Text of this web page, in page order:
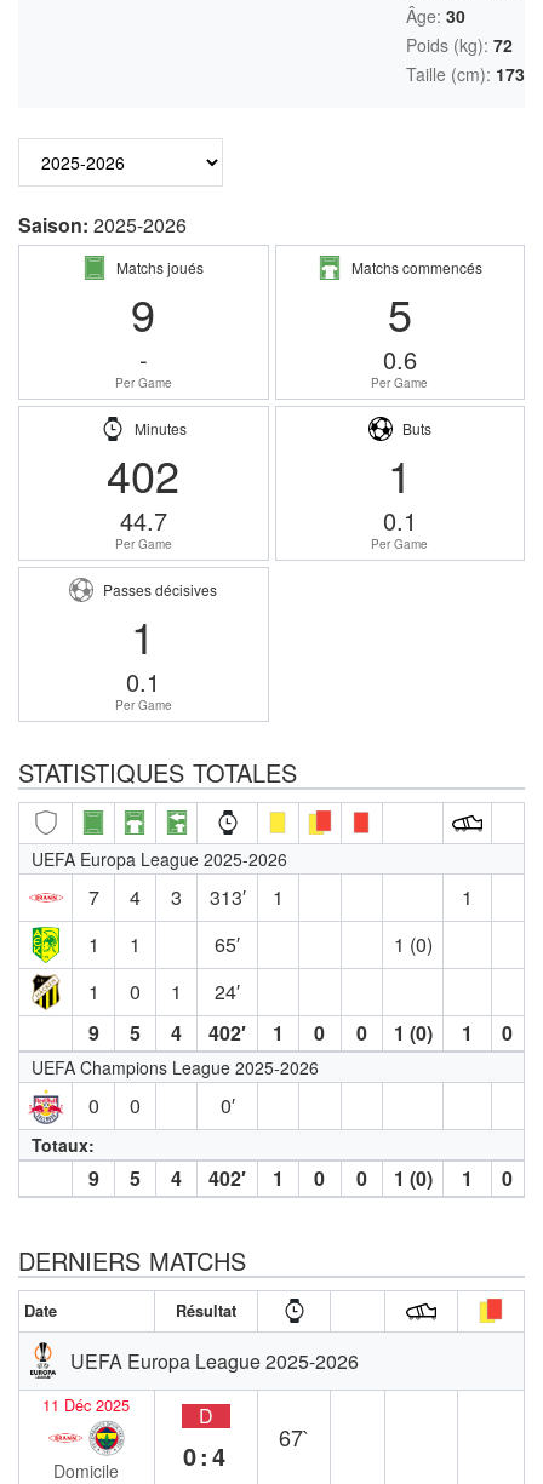
Âge: 30
Poids (kg): 72
Taille (cm): 173
Saison: 2025-2026
Matchs joués
9
-
Per Game
Matchs commencés
5
0.6
Per Game
Minutes
402
44.7
Per Game
Buts
1
0.1
Per Game
Passes décisives
1
0.1
Per Game
STATISTIQUES TOTALES
UEFA Europa League 2025-2026
7 4 3 313′ 1
1
1
1 65′
1 (0)
1
0 1
24′
9
5 4 402′ 1 0 0 1 (0) 1 0
UEFA Champions League 2025-2026
0 0 0′
Totaux:
9 5 4 402′ 1 0 0 1 (0) 1 0
DERNIERS MATCHS
Date Résultat
UEFA Europa League 2025-2026
11 Déc 2025
Domicile
D
0:4
67`